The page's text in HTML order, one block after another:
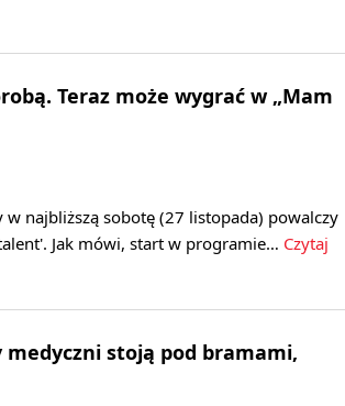
Teraz może wygrać w „Mam
najbliższą sobotę (27 listopada) powalczy
Jak mówi, start w programie… Czytaj
stoją pod bramami,